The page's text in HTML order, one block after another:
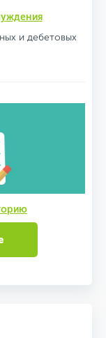
и дебетовых